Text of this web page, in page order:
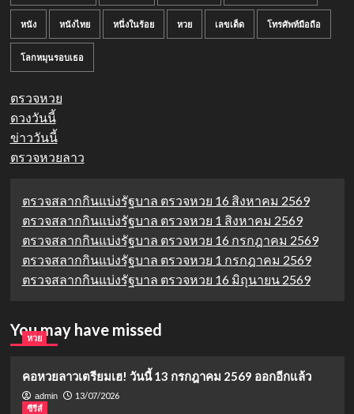
หนัง หนังไทย หนึ่งในร้อย หวย เลขเด็ด โทรศัพท์มือถือ
โลกหมุนรอบเธอ
ตรวจหวย
ดวงวันนี้
ข่าววันนี้
ตรวจหวยลาว
ตรวจสลากกินแบ่งรัฐบาล ตรวจหวย 16 สิงหาคม 2569
ตรวจสลากกินแบ่งรัฐบาล ตรวจหวย 1 สิงหาคม 2569
ตรวจสลากกินแบ่งรัฐบาล ตรวจหวย 16 กรกฎาคม 2569
ตรวจสลากกินแบ่งรัฐบาล ตรวจหวย 1 กรกฎาคม 2569
ตรวจสลากกินแบ่งรัฐบาล ตรวจหวย 16 มิถุนายน 2569
You may have missed
หวย
คอหวยลาวเตรียมเฮ! วันนี้ 13 กรกฎาคม 2569 ออกอีกแล้ว
admin
13/07/2026
ซีรีส์